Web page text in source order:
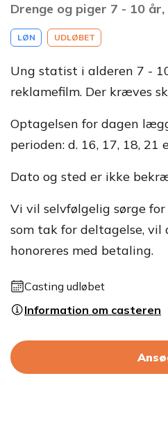
Drenge og piger 7 - 10
LØN UDLØBET
Ung statist i alderen 7 -
reklamefilm. Der kræves
Optagelsen for dagen
perioden: d. 16, 17, 18, 21
Dato og sted er ikke
Vi vil selvfølgelig sørge
som tak for deltagelse, vil
honoreres med betaling.
Casting udløbet
Information om casteren